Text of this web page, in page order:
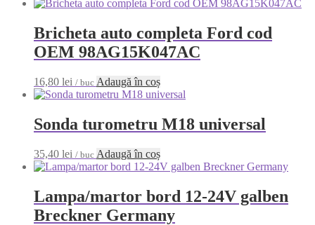
Bricheta auto completa Ford cod
OEM 98AG15K047AC
16,80 lei / buc Adaugă în coș
Sonda turometru M18 universal
35,40 lei / buc Adaugă în coș
Lampa/martor bord 12-24V galben
Breckner Germany